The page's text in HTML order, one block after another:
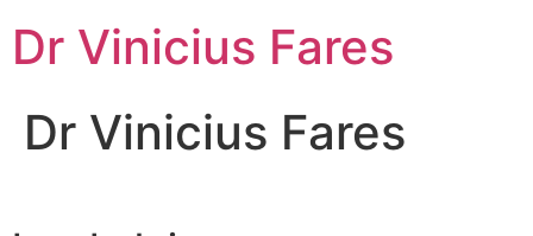
para
Dr Vinicius Fares
Dr Vinicius Fares